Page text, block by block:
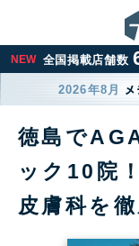
NEW 全国掲載店舗数
2026年8月
徳島で
ック10院
皮膚科を徹